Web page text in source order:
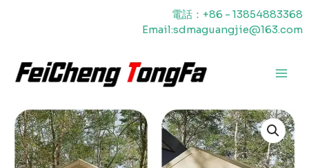
電話：+86 - 13854883368
Email:sdmaguangjie@163.com
イ
ン
メ